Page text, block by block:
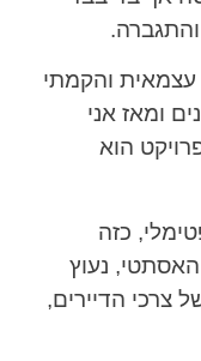
לדרך עצמאית והקמתי
ומאז אני
הוא
כזה
נעוץ
צרכי הדיירים,